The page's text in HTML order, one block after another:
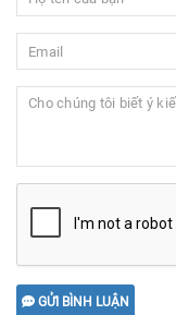
GỬI BÌNH LUẬN